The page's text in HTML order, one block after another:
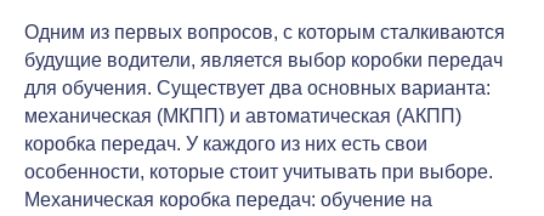
Одним из первых вопросов, с которым сталкиваются
будущие водители, является выбор коробки передач
для обучения. Существует два основных варианта:
механическая (МКПП) и автоматическая (АКПП)
коробка передач. У каждого из них есть свои
особенности, которые стоит учитывать при выборе.
Механическая коробка передач: обучение на